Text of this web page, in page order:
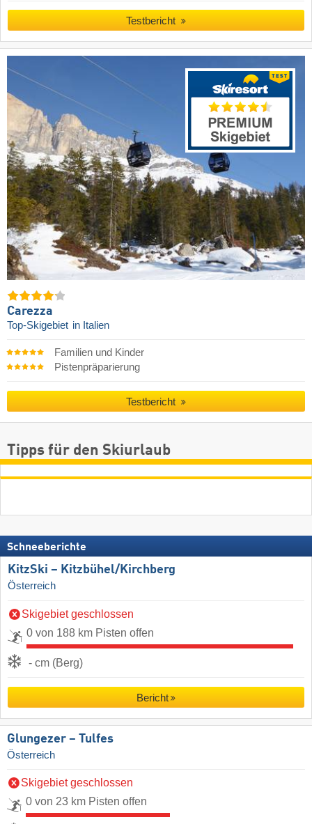
Testbericht
Carezza
Top-Skigebiet in Italien
Familien und Kinder
Pistenpräparierung
Testbericht
Tipps für den Skiurlaub
Schneeberichte
KitzSki – Kitzbühel/​Kirchberg
Österreich
Skigebiet geschlossen
0 von 188 km Pisten offen
- cm (Berg)
Bericht
Glungezer – Tulfes
Österreich
Skigebiet geschlossen
0 von 23 km Pisten offen